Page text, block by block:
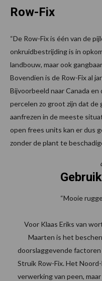
Row-Fix
“De Row-Fix is één van de
onkruidbestrijding is in
landbouw, maar ook
Bovendien is de Row-Fix al
Bijvoorbeeld naar Canada
percelen zo groot zijn dat de
aanfrezen in de meeste
open frees units kan er dus
zonder de plant te
“Mooie
Voor Klaas Eriks van
Maarten is het
doorslaggevende
Struik Row-Fix. Het
verwerking van peen,